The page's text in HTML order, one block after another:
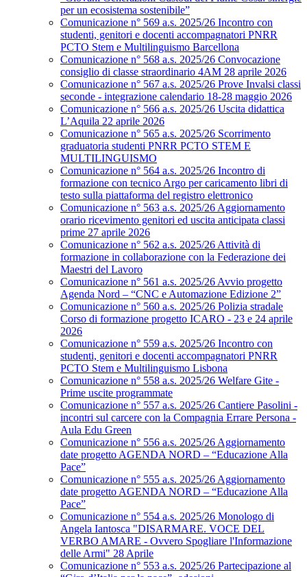
per un ecosistema sostenibile”
Comunicazione n° 569 a.s. 2025/26 Incontro con
studenti, genitori e docenti accompagnatori PNRR
PCTO Stem e Multilinguismo Barcellona
Comunicazione n° 568 a.s. 2025/26 Convocazione
consiglio di classe straordinario 4AM 28 aprile 2026
Comunicazione n° 567 a.s. 2025/26 Prove Invalsi classi
seconde - integrazione calendario 18-28 maggio 2026
Comunicazione n° 566 a.s. 2025/26 Uscita didattica
L’Aquila 22 aprile 2026
Comunicazione n° 565 a.s. 2025/26 Scorrimento
graduatoria studenti PNRR PCTO STEM E
MULTILINGUISMO
Comunicazione n° 564 a.s. 2025/26 Incontro di
formazione con tecnico Argo per caricamento libri di
testo sulla piattaforma del registro elettronico
Comunicazione n° 563 a.s. 2025/26 Aggiornamento
orario ricevimento genitori ed uscita anticipata classi
prime 27 aprile 2026
Comunicazione n° 562 a.s. 2025/26 Attività di
formazione in collaborazione con la Federazione dei
Maestri del Lavoro
Comunicazione n° 561 a.s. 2025/26 Avvio progetto
Agenda Nord – “CNC e Automazione Edizione 2”
Comunicazione n° 560 a.s. 2025/26 Polizia stradale
Corso di formazione progetto ICARO - 23 e 24 aprile
2026
Comunicazione n° 559 a.s. 2025/26 Incontro con
studenti, genitori e docenti accompagnatori PNRR
PCTO Stem e Multilinguismo Lisbona
Comunicazione n° 558 a.s. 2025/26 Welfare Gite -
Prime uscite programmate
Comunicazione n° 557 a.s. 2025/26 Cantiere Pasolini -
incontri sul carcere con la Compagnia Errare Persona -
Aula Edu Green
Comunicazione n° 556 a.s. 2025/26 Aggiornamento
date progetto AGENDA NORD – “Educazione Alla
Pace”
Comunicazione n° 555 a.s. 2025/26 Aggiornamento
date progetto AGENDA NORD – “Educazione Alla
Pace”
Comunicazione n° 554 a.s. 2025/26 Monologo di
Angela Iantosca "DISARMARE. VOCE DEL
VERBO AMARE - Ovvero Spogliare l'Informazione
delle Armi" 28 Aprile
Comunicazione n° 553 a.s. 2025/26 Partecipazione al